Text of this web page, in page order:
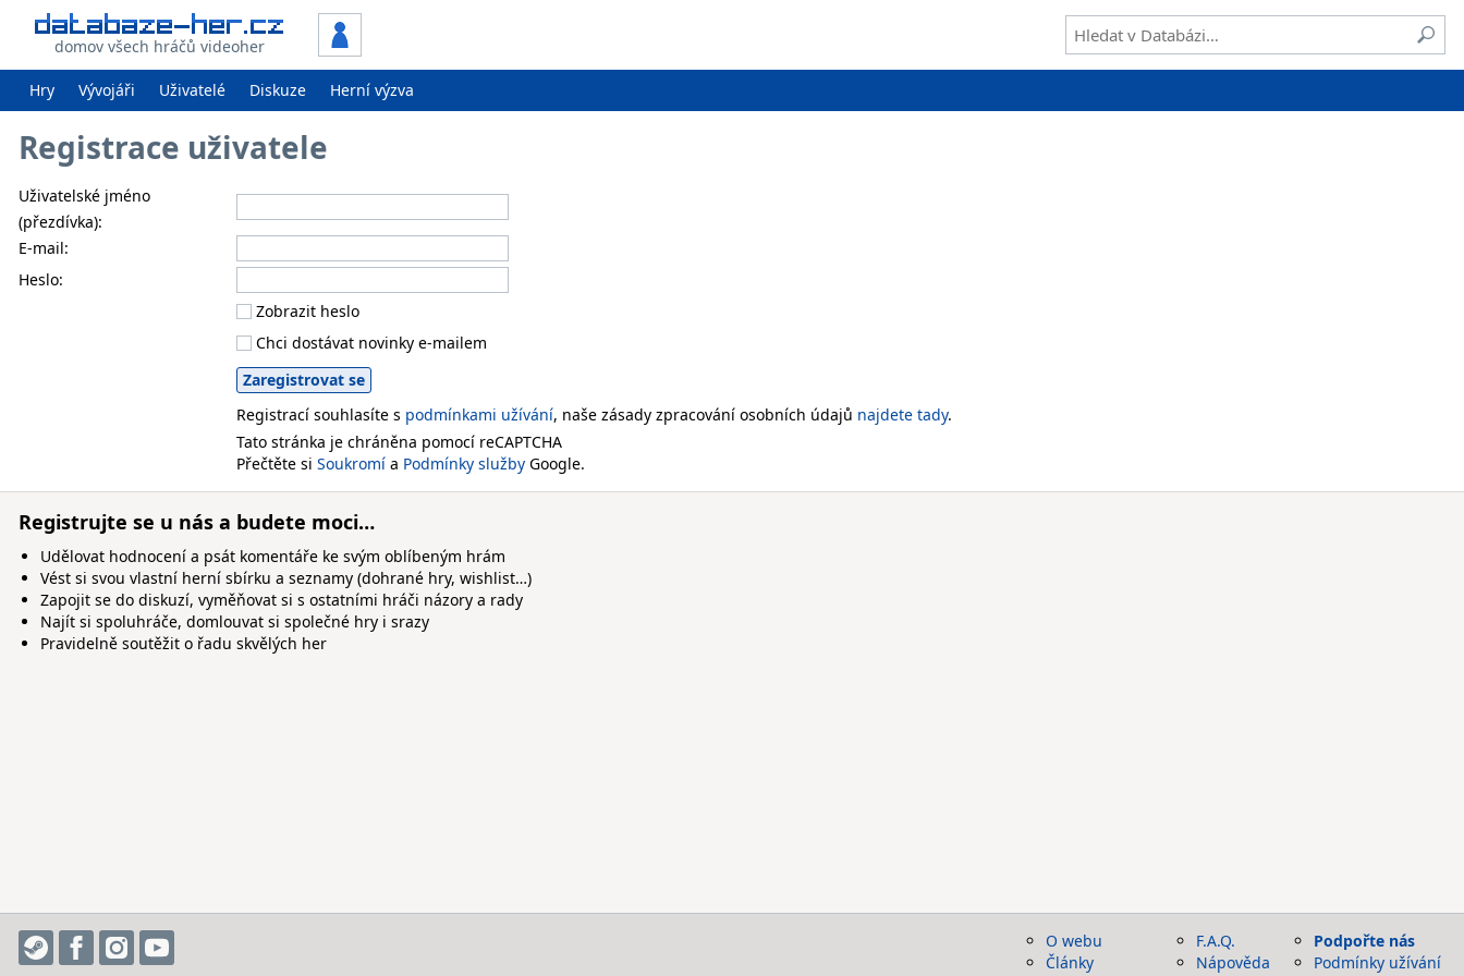
domov všech hráčů videoher
Hry Vývojáři Uživatelé Diskuze Herní výzva
Registrace uživatele
Uživatelské jméno
(přezdívka):
E-mail:
Heslo:
Zobrazit heslo
Chci dostávat novinky e-mailem
Registrací souhlasíte s podmínkami užívání, naše zásady zpracování osobních údajů najdete tady.
Tato stránka je chráněna pomocí reCAPTCHA
Přečtěte si Soukromí a Podmínky služby Google.
Registrujte se u nás a budete moci…
Udělovat hodnocení a psát komentáře ke svým oblíbeným hrám
Vést si svou vlastní herní sbírku a seznamy (dohrané hry, wishlist…)
Zapojit se do diskuzí, vyměňovat si s ostatními hráči názory a rady
Najít si spoluhráče, domlouvat si společné hry i srazy
Pravidelně soutěžit o řadu skvělých her
O webu
Články
F.A.Q.
Nápověda
Podpořte nás
Podmínky užívání